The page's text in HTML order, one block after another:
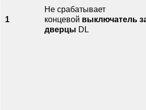
1
Не срабатывает
концевой выключатель
дверцы DL